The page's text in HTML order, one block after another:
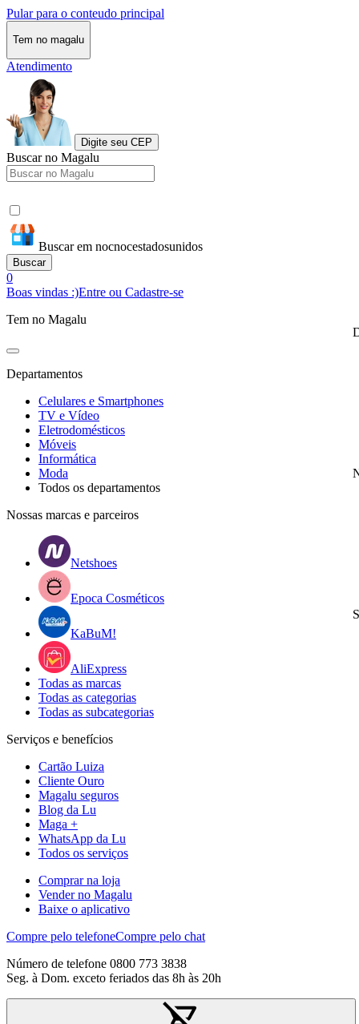
Pular para o conteudo principal
Tem no magalu
Atendimento
Digite seu CEP
Buscar no Magalu
Buscar em nocnocestadosunidos
Buscar
0
Boas vindas :)Entre ou Cadastre-se
Tem no Magalu
Departamentos
Celulares e Smartphones
TV e Vídeo
Eletrodomésticos
Móveis
Informática
Moda
Todos os departamentos
Nossas marcas e parceiros
Netshoes
Epoca Cosméticos
KaBuM!
AliExpress
Todas as marcas
Todas as categorias
Todas as subcategorias
Serviços e benefícios
Cartão Luiza
Cliente Ouro
Magalu seguros
Blog da Lu
Maga +
WhatsApp da Lu
Todos os serviços
Comprar na loja
Vender no Magalu
Baixe o aplicativo
Compre pelo telefoneCompre pelo chat
Número de telefone 0800 773 3838
Seg. à Dom. exceto feriados das 8h às 20h